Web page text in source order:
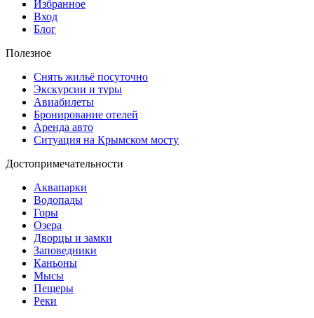
Избранное
Вход
Блог
Полезное
Снять жильё посуточно
Экскурсии и туры
Авиабилеты
Бронирование отелей
Аренда авто
Ситуация на Крымском мосту
Достопримечательности
Аквапарки
Водопады
Горы
Озера
Дворцы и замки
Заповедники
Каньоны
Мысы
Пещеры
Реки